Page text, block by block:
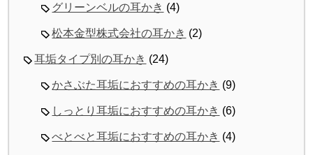
グリーンベルの耳かき (4)
松本金型株式会社の耳かき (2)
耳垢タイプ別の耳かき (24)
かさぶた耳垢におすすめの耳かき (9)
しっとり耳垢におすすめの耳かき (6)
べとべと耳垢におすすめの耳かき (4)